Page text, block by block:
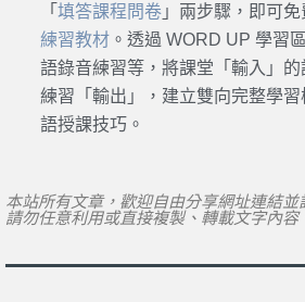
「 填答課程問卷」兩步驟，即可免
練習教材。透過 WORD UP 學習
語錄音練習等，將課堂「輸入」的
練習「輸出」，建立雙向完整學
語授課技巧。
本站所有文章，歡迎自由分享網址連結並
請勿任意利用或直接複製、轉載文字內容